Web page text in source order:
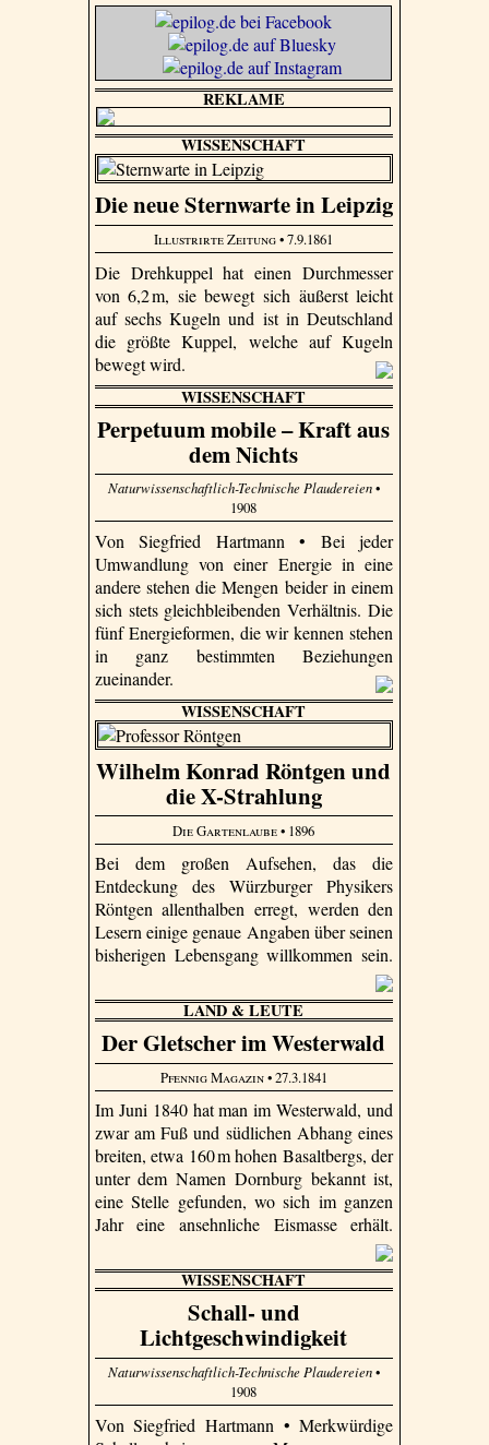
REKLAME
WISSENSCHAFT
Die neue Sternwarte in Leipzig
Illustrirte Zeitung• 7.9.1861
Die Drehkuppel hat einen Durchmesser
von 6,2 m, sie bewegt sich äußerst leicht
auf sechs Kugeln und ist in Deutschland
die größte Kuppel, welche auf Kugeln
bewegt wird.
WISSENSCHAFT
Perpetuum mobile – Kraft aus
dem Nichts
Naturwissenschaftlich-Technische Plaudereien•
1908
Von Siegfried Hartmann • Bei jeder
Umwandlung von einer Energie in eine
andere stehen die Mengen beider in einem
sich stets gleichbleibenden Verhältnis. Die
fünf Energieformen, die wir kennen stehen
in ganz bestimmten Beziehungen
zueinander.
WISSENSCHAFT
Wilhelm Konrad Röntgen und
die X-Strahlung
Die Gartenlaube• 1896
Bei dem großen Aufsehen, das die
Entdeckung des Würzburger Physikers
Röntgen allenthalben erregt, werden den
Lesern einige genaue Angaben über seinen
bisherigen Lebensgang willkommen sein.
LAND & LEUTE
Der Gletscher im Westerwald
Pfennig Magazin• 27.3.1841
Im Juni 1840 hat man im Westerwald, und
zwar am Fuß und südlichen Abhang eines
breiten, etwa 160 m hohen Basaltbergs, der
unter dem Namen Dornburg bekannt ist,
eine Stelle gefunden, wo sich im ganzen
Jahr eine ansehnliche Eismasse erhält.
WISSENSCHAFT
Schall- und
Lichtgeschwindigkeit
Naturwissenschaftlich-Technische Plaudereien•
1908
Von Siegfried Hartmann • Merkwürdige